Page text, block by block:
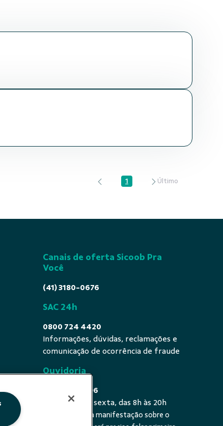
Página
1
- De
Canais de oferta Sicoob Pra
Você
(41) 3180-0676
SAC 24h
0800 724 4420
Informações, dúvidas, reclamações e
comunicação de ocorrência de fraude
Ouvidoria
0800 725 0996
De segunda a sexta, das 8h às 20h
É a sua primeira manifestação sobre o